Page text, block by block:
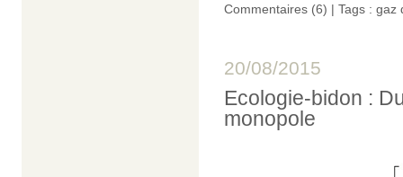
Commentaires (6) | Tags : gaz
20/08/2015
Ecologie-bidon :
monopole